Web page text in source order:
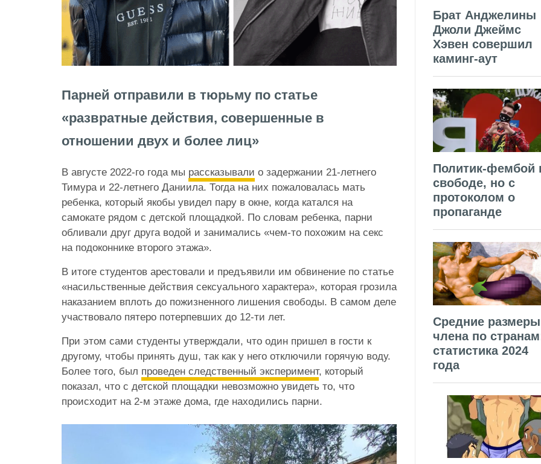
Парней отправили в тюрьму по статье
«развратные действия, совершенные в
отношении двух и более лиц»
В августе 2022-го года мы рассказывали о задержании 21-летнего
Тимура и 22-летнего Даниила. Тогда на них пожаловалась мать
ребенка, который якобы увидел пару в окне, когда катался на
самокате рядом с детской площадкой. По словам ребенка, парни
обливали друг друга водой и занимались «чем-то похожим на секс
на подоконнике второго этажа».
В итоге студентов арестовали и предъявили им обвинение по статье
«насильственные действия сексуального характера», которая грозила
наказанием вплоть до пожизненного лишения свободы. В самом деле
участвовало пятеро потерпевших до 12-ти лет.
При этом сами студенты утверждали, что один пришел в гости к
другому, чтобы принять душ, так как у него отключили горячую воду.
Более того, был проведен следственный эксперимент, который
показал, что с детской площадки невозможно увидеть то, что
происходит на 2-м этаже дома, где находились парни.
Брат Анджелины
Джоли Джеймс
Хэвен совершил
каминг-аут
Политик-фембой
свободе, но с
протоколом о
пропаганде
Средние размеры
члена по
статистика 2024
года